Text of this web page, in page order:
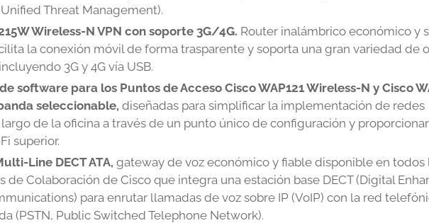
Threat Management).
Wireless-N VPN con soporte 3G/4G. Router inalámbrico económico y
la conexión móvil de forma trasparente y soporta una gran variedad de
3G y 4G vía USB.
software para los Puntos de Acceso Cisco WAP121 Wireless-N y Cisco
seleccionable, diseñadas para simplificar la implementación de redes
de la oficina a través de un punto único de configuración y
superior.
Line DECT ATA, gateway de voz económico y fiable disponible en todos
de Colaboración de Cisco que integra una estación base DECT (Digital
para enrutar llamadas de voz sobre IP (VoIP) con la red
(PSTN, Public Switched Telephone Network).